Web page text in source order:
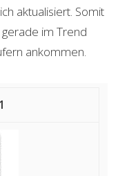
aktualisiert. Somit
im Trend
ankommen.
1